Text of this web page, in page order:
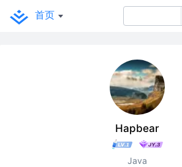
首页
Hapbear
Java